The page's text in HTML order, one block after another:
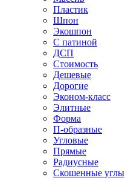
Пластик
Шпон
Экошпон
С патиной
ДСП
Стоимость
Дешевые
Дорогие
Эконом-класс
Элитные
Форма
П-образные
Угловые
Прямые
Радиусные
Скошенные углы